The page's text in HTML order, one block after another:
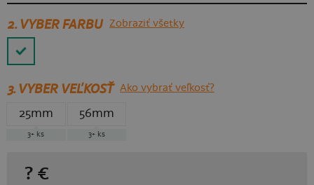
2. VYBER FARBU Zobraziť všetky
3.VYBER VEĽKOSŤ Ako vybrať veľkosť?
25mm
3+ ks
56mm
3+ ks
? €